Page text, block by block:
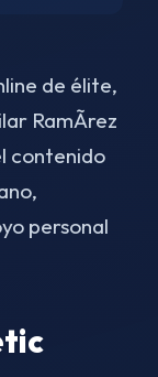
de élite,
RamÃ­rez
contenido
personal